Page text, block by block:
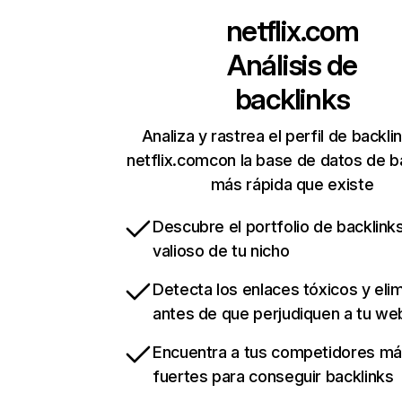
netflix.com
Análisis de
backlinks
Analiza y rastrea el perfil de
netflix.comcon la base de datos de
más rápida que existe
Descubre el portfolio de
valioso de tu nicho
Detecta los enlaces tóxicos y
antes de que perjudiquen a tu
Encuentra a tus competidores
fuertes para conseguir backlinks